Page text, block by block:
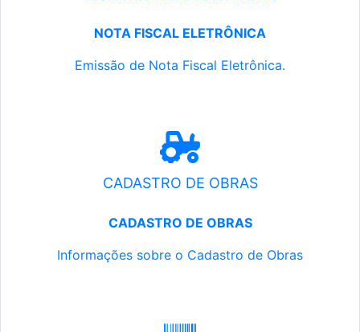
NOTA FISCAL ELETRÔNICA
Emissão de Nota Fiscal Eletrônica.
CADASTRO DE OBRAS
CADASTRO DE OBRAS
Informações sobre o Cadastro de Obras